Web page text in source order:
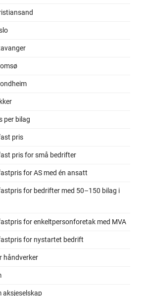
per bilag
pris
pris for små bedrifter
for AS med én ansatt
for bedrifter med 50–150 bilag i
for enkeltpersonforetak med MVA
for nystartet bedrift
håndverker
aksjeselskap